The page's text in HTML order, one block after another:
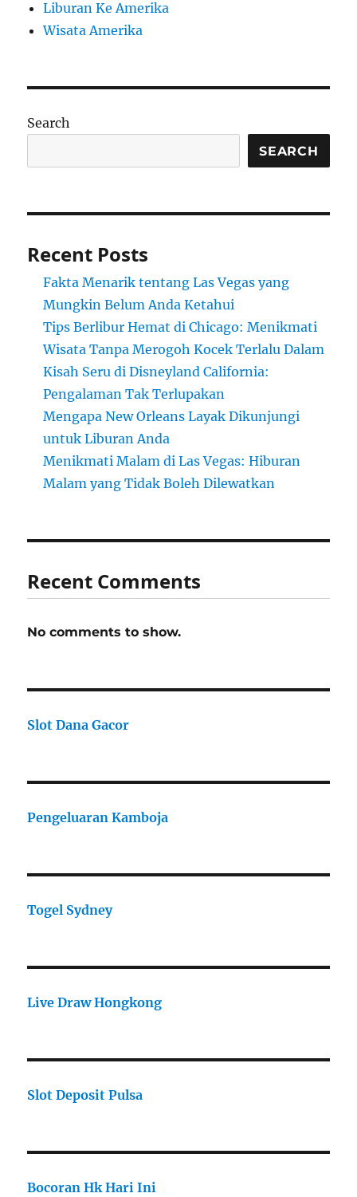
Liburan Ke Amerika
Wisata Amerika
Search
SEARCH
Recent Posts
Fakta Menarik tentang Las Vegas yang
Mungkin Belum Anda Ketahui
Tips Berlibur Hemat di Chicago: Menikmati
Wisata Tanpa Merogoh Kocek Terlalu Dalam
Kisah Seru di Disneyland California:
Pengalaman Tak Terlupakan
Mengapa New Orleans Layak Dikunjungi
untuk Liburan Anda
Menikmati Malam di Las Vegas: Hiburan
Malam yang Tidak Boleh Dilewatkan
Recent Comments
No comments to show.
Slot Dana Gacor
Pengeluaran Kamboja
Togel Sydney
Live Draw Hongkong
Slot Deposit Pulsa
Bocoran Hk Hari Ini